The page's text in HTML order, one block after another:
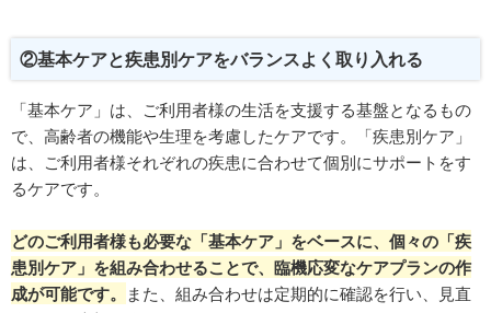
②基本ケアと疾患別ケアをバランスよく取り入れる
「基本ケア」は、ご利用者様の生活を支援する基盤となるもの
で、高齢者の機能や生理を考慮したケアです。「疾患別ケア」
は、ご利用者様それぞれの疾患に合わせて個別にサポートをす
るケアです。
どのご利用者様も必要な「基本ケア」をベースに、個々の「疾
患別ケア」を組み合わせることで、臨機応変なケアプランの作
成が可能です。 また、組み合わせは定期的に確認を行い、見直